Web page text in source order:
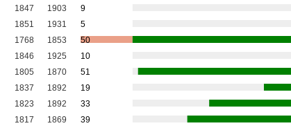
1847 1903
9
1851 1931
5
1768 1853
50
1846 1925
10
1805 1870
51
1837 1892
19
1823 1892
33
1817 1869 39